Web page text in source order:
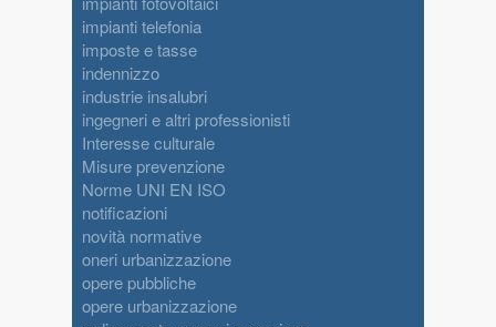
impianti telefonia
imposte e tasse
indennizzo
industrie insalubri
ingegneri e altri professionisti
Interesse culturale
Misure prevenzione
Norme UNI EN ISO
notificazioni
novità normative
oneri urbanizzazione
opere pubbliche
opere urbanizzazione